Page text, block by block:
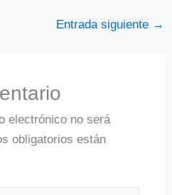
Entrada siguiente →
electrónico no será
obligatorios están